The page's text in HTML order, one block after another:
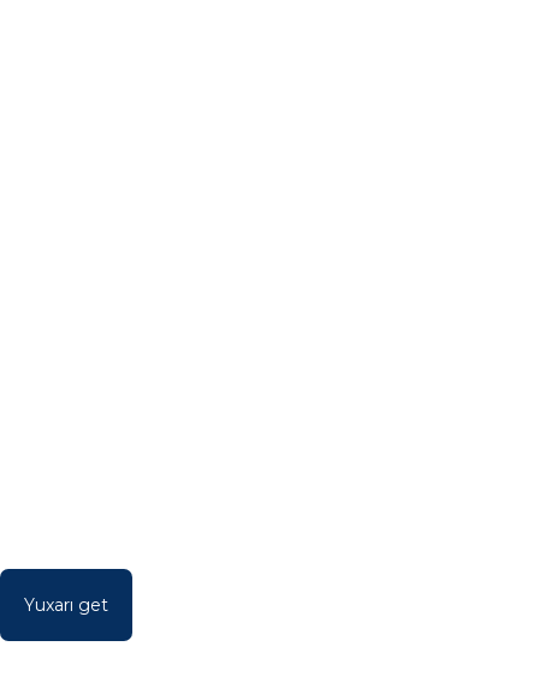
Yuxarı get